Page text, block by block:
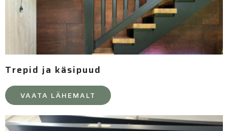
Trepid ja käsipuud
VAATA LÄHEMALT